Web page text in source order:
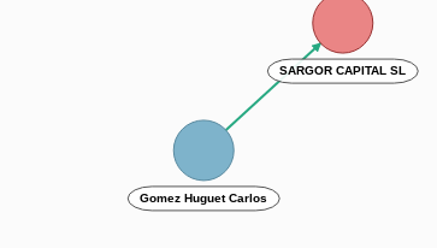
SARGOR CAPITAL SL
Gomez Huguet Carlos